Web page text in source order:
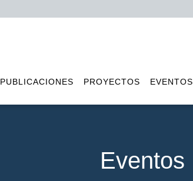
PUBLICACIONES PROYECTOS EVENTOS
Eventos